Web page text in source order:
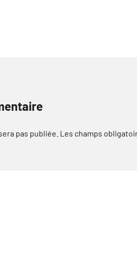
pas publiée. Les champs